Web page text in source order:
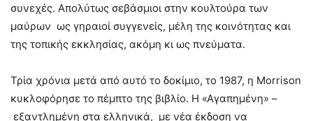
συνεχές. Απολύτως σεβάσμιοι στην κουλτούρα των
μαύρων ως γηραιοί συγγενείς, μέλη της κοινότητας και
της τοπικής εκκλησίας, ακόμη κι ως πνεύματα.
Τρία χρόνια μετά από αυτό το δοκίμιο, το 1987, η Morrison
κυκλοφόρησε το πέμπτο της βιβλίο. Η «Αγαπημένη» –
εξαντλημένη στα ελληνικά, με νέα έκδοση να